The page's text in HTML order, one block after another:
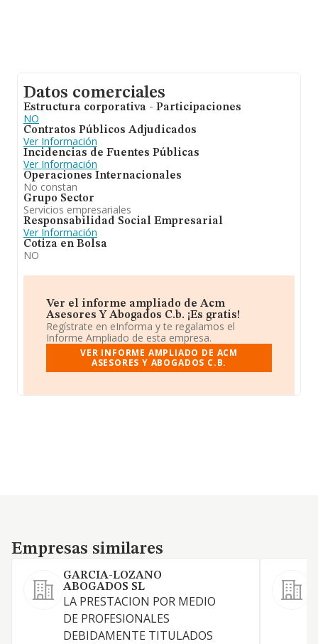
Datos comerciales
Estructura corporativa - Participaciones
NO
Contratos Públicos Adjudicados
Ver Información
Incidencias de Fuentes Públicas
Ver Información
Operaciones Internacionales
No constan
Grupo Sector
Servicios empresariales
Responsabilidad Social Empresarial
Ver Información
Cotiza en Bolsa
NO
Ver el informe ampliado de Acm
Asesores Y Abogados C.b. ¡Es gratis!
Regístrate en eInforma y te regalamos el
Informe Ampliado de esta empresa.
VER INFORME AMPLIADO DE ACM
ASESORES Y ABOGADOS C.B.
Empresas similares
Empresas similares
GARCIA-LOZANO
ABOGADOS SL
LA PRESTACION POR MEDIO
DE PROFESIONALES
DEBIDAMENTE TITULADOS